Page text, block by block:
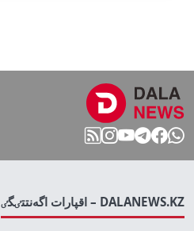
DALANEWS.KZ – اقپارات اگەنتتٸگٸ